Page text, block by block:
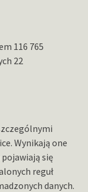
116 765
22
Wynikają one
się
reguł
danych.